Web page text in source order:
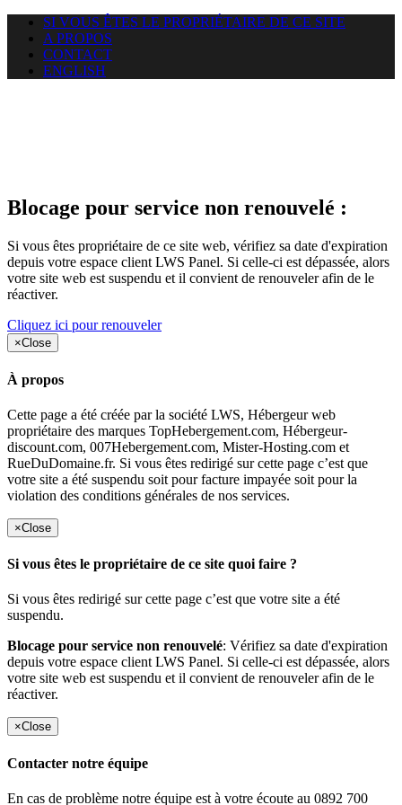
SI VOUS ÊTES LE PROPRIÉTAIRE DE CE SITE
A PROPOS
CONTACT
ENGLISH
Blocage pour service non renouvelé :
Si vous êtes propriétaire de ce site web, vérifiez sa date d'expiration
depuis votre espace client LWS Panel. Si celle-ci est dépassée, alors
votre site web est suspendu et il convient de renouveler afin de le
réactiver.
Cliquez ici pour renouveler
×Close
À propos
Cette page a été créée par la société LWS, Hébergeur web
propriétaire des marques TopHebergement.com, Hébergeur-
discount.com, 007Hebergement.com, Mister-Hosting.com et
RueDuDomaine.fr. Si vous êtes redirigé sur cette page c’est que
votre site a été suspendu soit pour facture impayée soit pour la
violation des conditions générales de nos services.
×Close
Si vous êtes le propriétaire de ce site quoi faire ?
Si vous êtes redirigé sur cette page c’est que votre site a été
suspendu.
Blocage pour service non renouvelé: Vérifiez sa date d'expiration
depuis votre espace client LWS Panel. Si celle-ci est dépassée, alors
votre site web est suspendu et il convient de renouveler afin de le
réactiver.
×Close
Contacter notre équipe
En cas de problème notre équipe est à votre écoute au 0892 700